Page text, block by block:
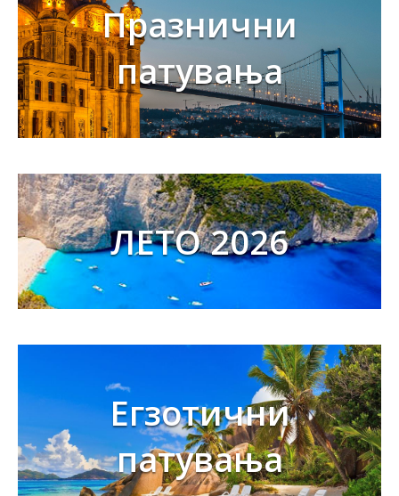
Празнични
патувања
ЛЕТО 2026
Егзотични
патувања